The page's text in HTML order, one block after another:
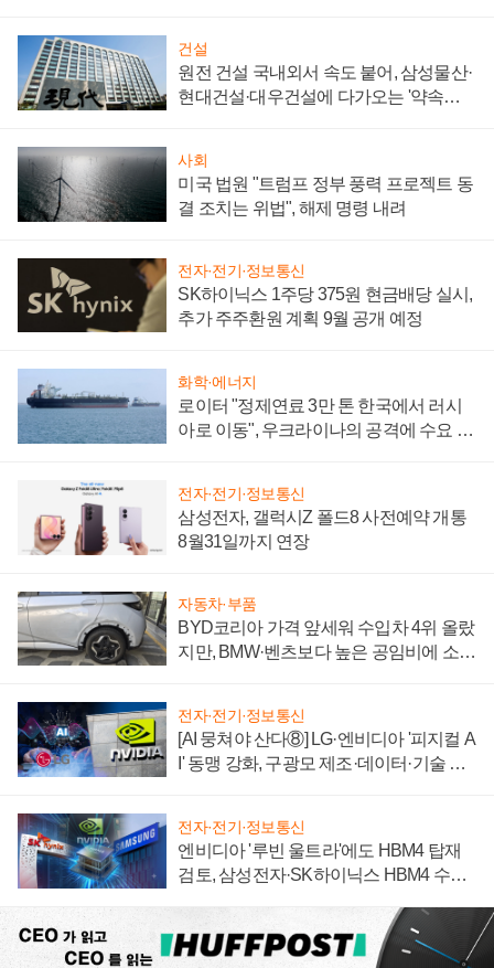
건설
원전 건설 국내외서 속도 붙어, 삼성물산·
현대건설·대우건설에 다가오는 '약속의
사회
미국 법원 "트럼프 정부 풍력 프로젝트 동
결 조치는 위법", 해제 명령 내려
전자·전기·정보통신
SK하이닉스 1주당 375원 현금배당 실시,
추가 주주환원 계획 9월 공개 예정
화학·에너지
로이터 "정제연료 3만 톤 한국에서 러시
아로 이동", 우크라이나의 공격에 수요 늘
전자·전기·정보통신
삼성전자, 갤럭시Z 폴드8 사전예약 개통
8월31일까지 연장
자동차·부품
BYD코리아 가격 앞세워 수입차 4위 올랐
지만, BMW·벤츠보다 높은 공임비에 소비
전자·전기·정보통신
[AI 뭉쳐야 산다⑧] LG·엔비디아 '피지컬 A
I' 동맹 강화, 구광모 제조·데이터·기술 결
전자·전기·정보통신
엔비디아 '루빈 울트라'에도 HBM4 탑재
검토, 삼성전자·SK하이닉스 HBM4 수율